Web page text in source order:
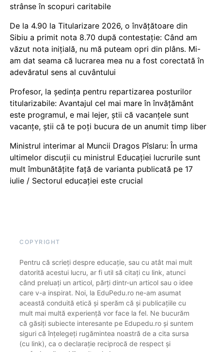
strânse în scopuri caritabile
De la 4.90 la Titularizare 2026, o învățătoare din
Sibiu a primit nota 8.70 după contestație: Când am
văzut nota inițială, nu mă puteam opri din plâns. Mi-
am dat seama că lucrarea mea nu a fost corectată în
adevăratul sens al cuvântului
Profesor, la ședința pentru repartizarea posturilor
titularizabile: Avantajul cel mai mare în învățământ
este programul, e mai lejer, știi că vacanțele sunt
vacanţe, știi că te poți bucura de un anumit timp liber
Ministrul interimar al Muncii Dragos Pîslaru: În urma
ultimelor discuții cu ministrul Educației lucrurile sunt
mult îmbunătățite față de varianta publicată pe 17
iulie / Sectorul educației este crucial
COPYRIGHT
Pentru că scrieți despre educație, sau cu atât mai mult
datorită acestui lucru, ar fi util să citați cu link, atunci
când preluați un articol, părți dintr-un articol sau o idee
care v-a inspirat. Noi, la EduPedu.ro ne-am asumat
această conduită etică și sperăm că și publicațiile cu
mult mai multă experiență vor face la fel. Ne bucurăm
că găsiți subiecte interesante pe Edupedu.ro și suntem
siguri că înțelegeți rugămintea noastră de a cita sursa
(cu link), ca o declarație reciprocă de respect și